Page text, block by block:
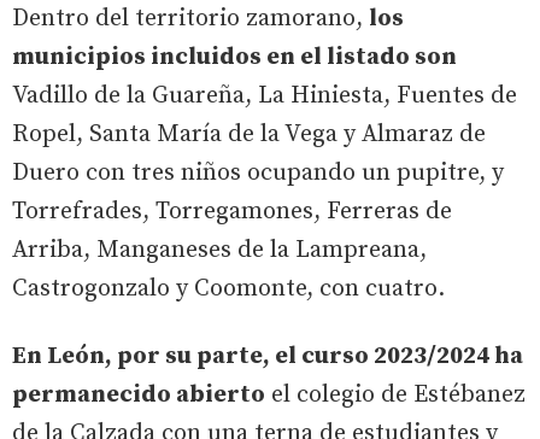
Dentro del territorio zamorano, los
municipios incluidos en el listado son
Vadillo de la Guareña, La Hiniesta, Fuentes de
Ropel, Santa María de la Vega y Almaraz de
Duero con tres niños ocupando un pupitre, y
Torrefrades, Torregamones, Ferreras de
Arriba, Manganeses de la Lampreana,
Castrogonzalo y Coomonte, con cuatro.
En León, por su parte, el curso 2023/2024 ha
permanecido abierto el colegio de Estébanez